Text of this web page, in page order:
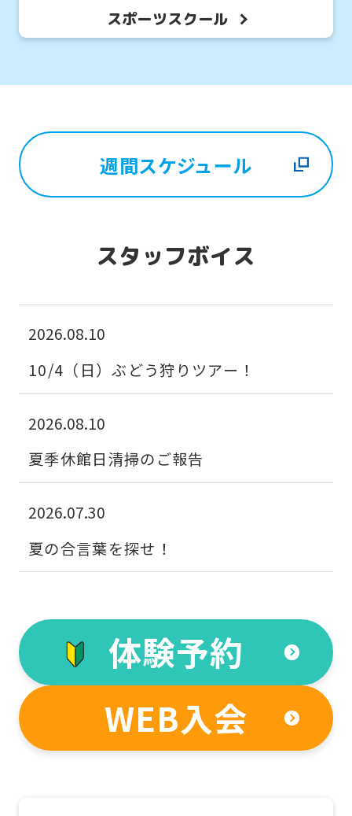
スポーツスクール
週間スケジュール
スタッフボイス
2026.08.10
10/4（日）ぶどう狩りツアー！
2026.08.10
夏季休館日清掃のご報告
2026.07.30
夏の合言葉を探せ！
体験予約
WEB入会
foreigners
Central
website
is
translated
into
link
automatic
to
return
to